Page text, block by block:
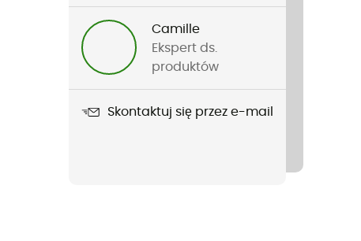
Camille
Ekspert ds.
produktów
Skontaktuj się przez e-mail